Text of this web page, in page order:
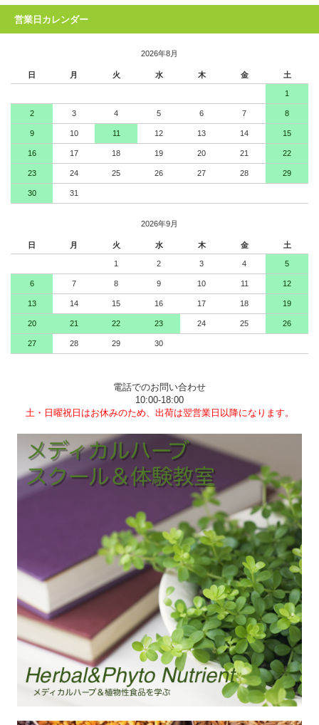
営業日カレンダー
2026年8月
日 月 火 水 木 金 土
1
2 3 4 5 6 7 8
9 10 11 12 13 14 15
16 17 18 19 20 21 22
23 24 25 26 27 28 29
30 31
2026年9月
日 月 火 水 木 金 土
1 2 3 4 5
6 7 8 9 10 11 12
13 14 15 16 17 18 19
20 21 22 23 24 25 26
27 28 29 30
電話でのお問い合わせ
10:00-18:00
土・日曜祝日はお休みのため、出荷は翌営業日以降になります。